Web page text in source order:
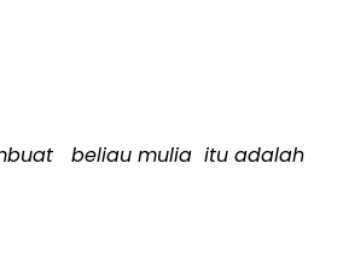
beliau mulia itu adalah